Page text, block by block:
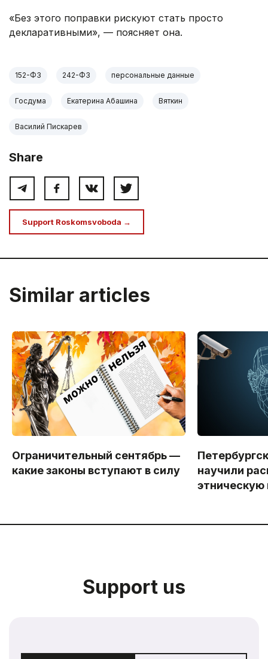
«Без этого поправки рискуют стать просто
декларативными», — поясняет она.
152-ФЗ 242-ФЗ персональные данные
Госдума Екатерина Абашина Вяткин
Василий Пискарев
Share
Support Roskomsvoboda →
Similar articles
Ограничительный сентябрь —
какие законы вступают в силу
научили
Support us